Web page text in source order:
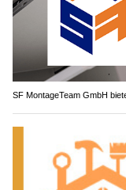
SF MontageTeam GmbH